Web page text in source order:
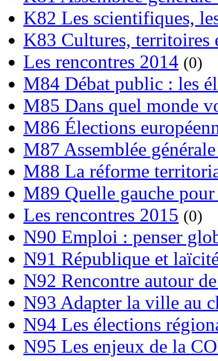
K82 Les scientifiques,
K83 Cultures, territoires
Les rencontres 2014 (0)
M84 Débat public : les
M85 Dans quel monde
M86 Élections
M87 Assemblée
M88 La réforme
M89 Quelle gauche
Les rencontres 2015 (0)
N90 Emploi : penser
N91 République et
N92 Rencontre autour
N93 Adapter la ville au
N94 Les élections
N95 Les enjeux de la